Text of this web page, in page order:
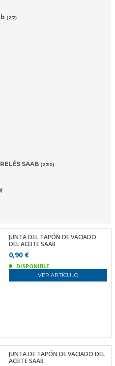
(27)
SAAB (230)
JUNTA DEL TAPÓN DE VACIADO
DEL ACEITE SAAB
0,90 €
DISPONIBLE
VER ARTÍCULO
JUNTA DE TAPÓN DE VACIADO DEL
ACEITE SAAB